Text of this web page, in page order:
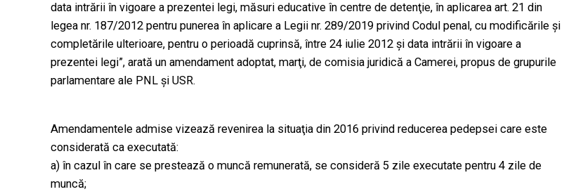
data intrării în vigoare a prezentei legi, măsuri educative în centre de detenţie, în aplicarea art. 21 din
legea nr. 187/2012 pentru punerea în aplicare a Legii nr. 289/2019 privind Codul penal, cu modificările şi
completările ulterioare, pentru o perioadă cuprinsă, între 24 iulie 2012 şi data intrării în vigoare a
prezentei legi”, arată un amendament adoptat, marţi, de comisia juridică a Camerei, propus de grupurile
parlamentare ale PNL şi USR.
Amendamentele admise vizează revenirea la situaţia din 2016 privind reducerea pedepsei care este
considerată ca executată:
a) în cazul în care se prestează o muncă remunerată, se consideră 5 zile executate pentru 4 zile de
muncă;